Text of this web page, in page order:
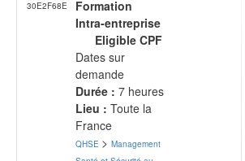
30E2F68E
Formation
Intra-entreprise
Eligible CPF
Dates sur
demande
Durée : 7 heures
Lieu : Toute la
France
QHSE > Management